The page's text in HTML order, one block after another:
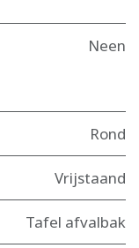
Neen
Rond
Vrijstaand
Tafel afvalbak